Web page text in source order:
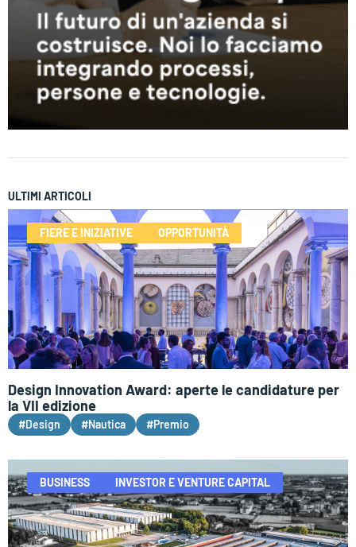
ULTIMI ARTICOLI
FIERE E INIZIATIVE OPPORTUNITÀ
Design Innovation Award: aperte le candidature per
la VII edizione
#Design #Nautica #Premio
BUSINESS INVESTOR E VENTURE CAPITAL